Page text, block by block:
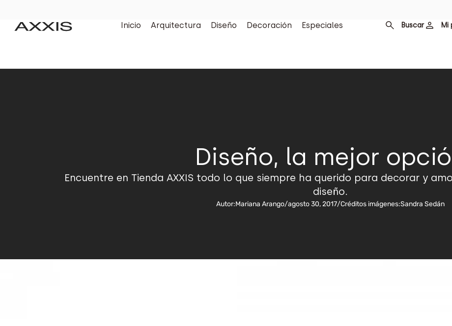
Inicio Arquitectura Diseño Decoración Especiales Buscar Mi
Diseño, la mejor
Encuentre en Tienda AXXIS todo lo que siempre ha querido para decorar y
diseño.
Autor:Mariana Arango/agosto 30, 2017/Créditos imágenes:Sandra Sedán